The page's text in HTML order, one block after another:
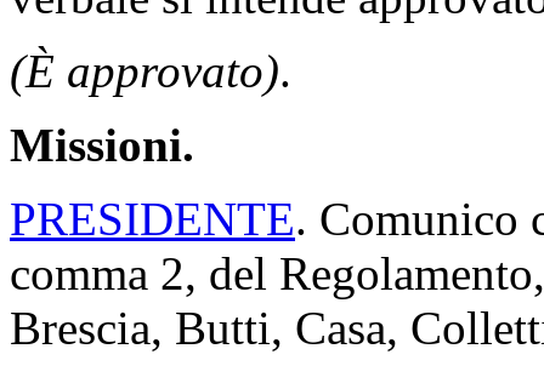
(È approvato).
Missioni.
PRESIDENTE. Comunico
comma 2, del
Brescia, Butti, Casa,